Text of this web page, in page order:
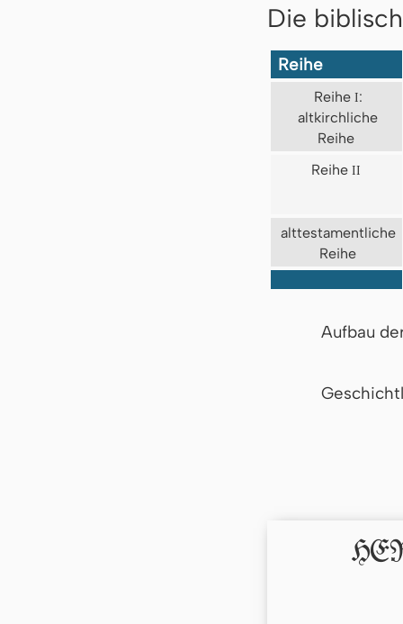
Die
Reihe
Reihe I:
altkirchliche
Reihe
Reihe II
alttestamentliche
Reihe
Aufbau